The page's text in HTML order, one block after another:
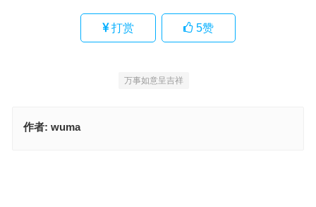
打赏 5赞
万事如意呈吉祥
作者: wuma